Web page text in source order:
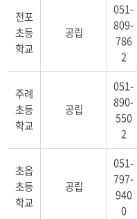
전포
초등
학교
공립
051-
809-
786
2
주례
초등
학교
공립
051-
890-
550
2
초읍
초등
학교
공립
051-
797-
940
0